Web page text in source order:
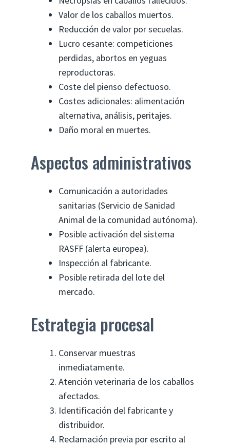
Valor de los caballos muertos.
Reducción de valor por secuelas.
Lucro cesante: competiciones
perdidas, abortos en yeguas
reproductoras.
Coste del pienso defectuoso.
Costes adicionales: alimentación
alternativa, análisis, peritajes.
Daño moral en muertes.
Aspectos administrativos
Comunicación a autoridades
sanitarias (Servicio de Sanidad
Animal de la comunidad autónoma).
Posible activación del sistema
RASFF (alerta europea).
Inspección al fabricante.
Posible retirada del lote del
mercado.
Estrategia procesal
Conservar muestras
inmediatamente.
Atención veterinaria de los caballos
afectados.
Identificación del fabricante y
distribuidor.
Reclamación previa por escrito al